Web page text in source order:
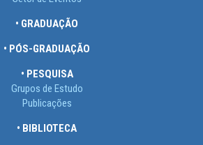
• GRADUAÇÃO
• PÓS-GRADUAÇÃO
• PESQUISA
Grupos de Estudo
Publicações
• BIBLIOTECA